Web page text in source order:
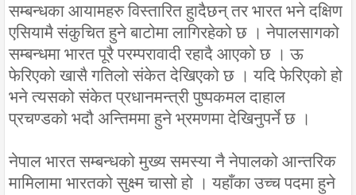
सम्बन्धका आयामहरु विस्तारित हुादैछन् तर भारत भने दक्षिण
एसियामै संकुचित हुने बाटोमा लागिरहेको छ । नेपालसागको
सम्बन्धमा भारत पूरै परम्परावादी रहादै आएको छ । ऊ
फेरिएको खासै गतिलो संकेत देखिएको छ । यदि फेरिएको हो
भने त्यसको संकेत प्रधानमन्त्री पुष्पकमल दाहाल
प्रचण्डको भदौ अन्तिममा हुने भ्रमणमा देखिनुपर्ने छ ।
नेपाल भारत सम्बन्धको मुख्य समस्या नै नेपालको आन्तरिक
मामिलामा भारतको सुक्ष्म चासो हो । यहाँका उच्च पदमा हुने